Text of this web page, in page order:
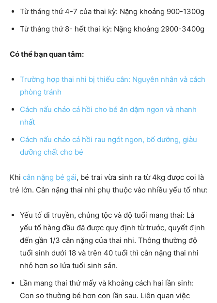
Từ tháng thứ 4-7 của thai kỳ: Nặng khoảng 900-1300g
Từ tháng thứ 8- hết thai kỳ: Nặng khoảng 2900-3400g
Có thể bạn quan tâm:
Trường hợp thai nhi bị thiếu cân: Nguyên nhân và cách
phòng tránh
Cách nấu cháo cá hồi cho bé ăn dặm ngon và nhanh
nhất
Cách nấu cháo cá hồi rau ngót ngon, bổ dưỡng, giàu
dưỡng chất cho bé
Khi cân nặng bé gái, bé trai vừa sinh ra từ 4kg được coi là
trẻ lớn. Cân nặng thai nhi phụ thuộc vào nhiều yếu tố như:
Yếu tố di truyền, chủng tộc và độ tuổi mang thai: Là
yếu tố hàng đầu đã được quy định từ trước, quyết định
đến gần 1/3 cân nặng của thai nhi. Thông thường độ
tuổi sinh dưới 18 và trên 40 tuổi thì cân nặng thai nhi
nhỏ hơn so lứa tuổi sinh sản.
Lần mang thai thứ mấy và khoảng cách hai lần sinh:
Con so thường bé hơn con lần sau. Liên quan việc